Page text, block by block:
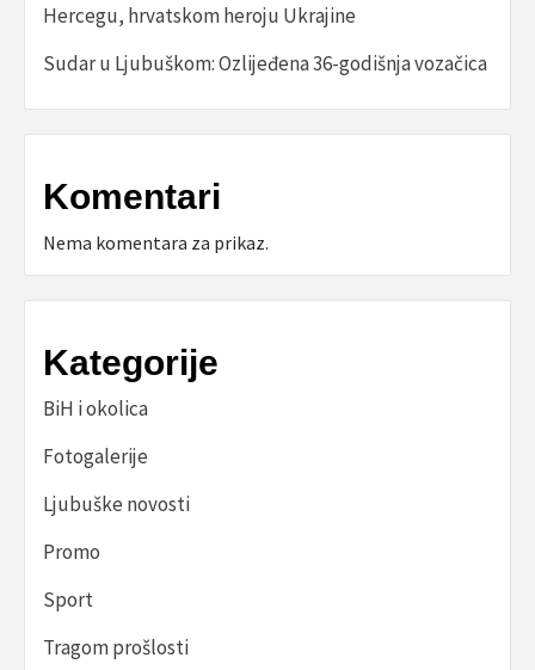
Hercegu, hrvatskom heroju Ukrajine
Sudar u Ljubuškom: Ozlijeđena 36-godišnja vozačica
Komentari
Nema komentara za prikaz.
Kategorije
BiH i okolica
Fotogalerije
Ljubuške novosti
Promo
Sport
Tragom prošlosti